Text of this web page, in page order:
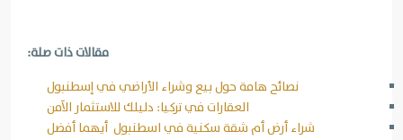
مقالات ذات صلة:
نصائح هامة حول بيع وشراء الأراضي في إسطنبول
العقارات في تركيا: دليلك للاستثمار الآمن
شراء أرض أم شقة سكنية في اسطنبول أيهما أفضل